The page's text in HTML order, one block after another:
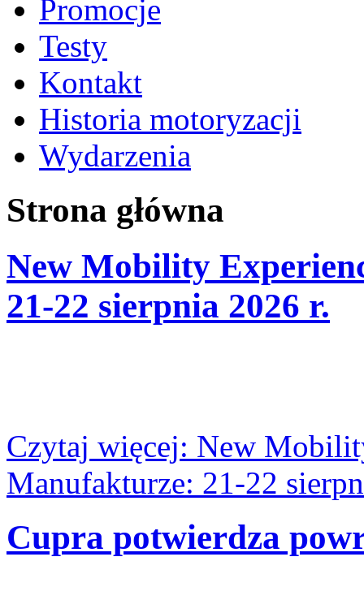
Promocje
Testy
Kontakt
Historia motoryzacji
Wydarzenia
Strona główna
New Mobility
21-22 sierpnia 2026 r.
Czytaj więcej: New
Manufakturze: 21-22
Cupra potwierdza